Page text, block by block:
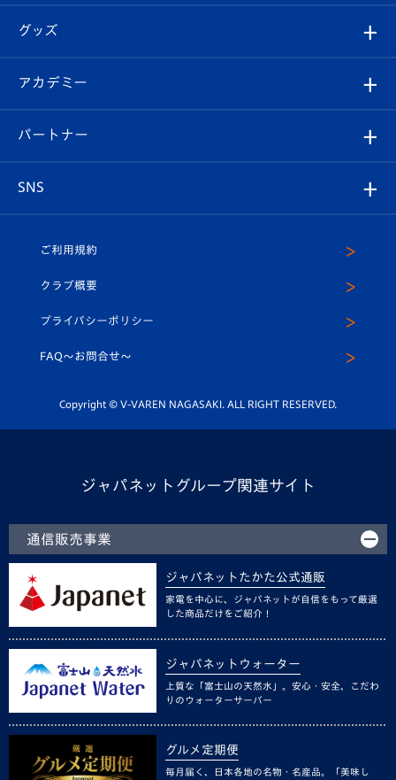
チケット
イベント
メディア
ホームタウン
スタッフプロフィール
マスコット紹介
平和祈念活動
ホームタウン活動
はじめての観戦ガイド
Revive Team
ヴィヴィくんの長崎おもてなしガイド
フォトギャラリー
スタジアムグルメ
チケット
V-LOVERS（ファンクラブ）
プレイヤーズスイート
グッズ
オンラインショップ
店舗情報
アカデミー
育成からのお知らせ
U-18
スクール
パートナー
SNS
ヴィヴィくんインスタグラム
公式LINE＠
ご利用規約
クラブ概要
プライバシーポリシー
FAQ〜お問合せ〜
Copyright © V-VAREN NAGASAKI. ALL RIGHT RESERVED.
ジャパネットグループ関連サイト
通信販売事業
ジャパネットたかた公式通販
家電を中心に、ジャパネットが自信をもって厳選
した商品だけをご紹介！
ジャパネットウォーター
上質な「富士山の天然水」。安心・安全、こだわ
りのウォーターサーバー
グルメ定期便
毎月届く、日本各地の名物・名産品。「美味し